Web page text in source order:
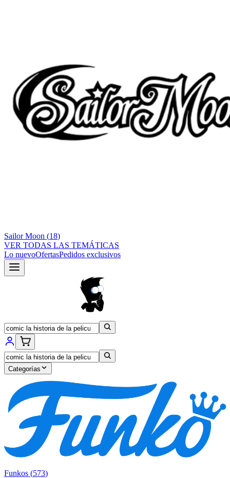
Sailor Moon (18)
VER TODAS LAS TEMÁTICAS
Lo nuevoOfertasPedidos exclusivos
Categorías
Funkos (573)